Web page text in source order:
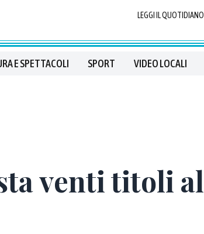
LEGGI IL QUOTIDIANO
E SPETTACOLI SPORT VIDEO LOCALI
venti titoli al